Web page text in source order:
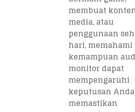
membuat
media, atau
penggunaan
hari, memahami
kemampuan
monitor dapat
mempengaruhi
keputusan
memastikan